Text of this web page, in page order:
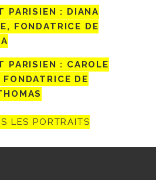
PARISIEN : DIANA
FONDATRICE DE
PARISIEN : CAROLE
DE
LES PORTRAITS